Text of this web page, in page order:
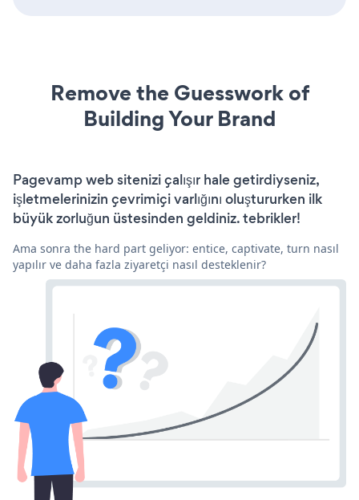
Remove the Guesswork of
Building Your Brand
Pagevamp web sitenizi çalışır hale getirdiyseniz,
işletmelerinizin çevrimiçi varlığını oluştururken ilk
büyük zorluğun üstesinden geldiniz. tebrikler!
Ama sonra the hard part geliyor: entice, captivate, turn nasıl
yapılır ve daha fazla ziyaretçi nasıl desteklenir?